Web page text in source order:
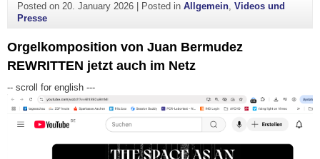
Posted on 20. January 2026| Posted in Allgemein, Videos und
Presse
Orgelkomposition von Juan Bermudez
REWRITTEN jetzt auch im Netz
-- scroll for english ---